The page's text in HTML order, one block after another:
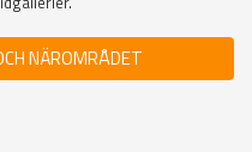
NÄROMRÅDET